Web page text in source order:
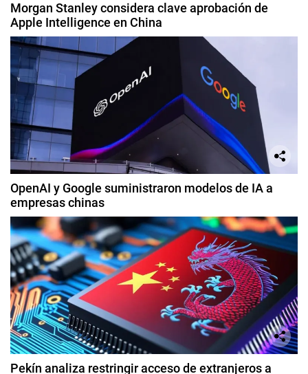
Morgan Stanley considera clave aprobación de
Apple Intelligence en China
OpenAI y Google suministraron modelos de IA a
empresas chinas
Pekín analiza restringir acceso de extranjeros a